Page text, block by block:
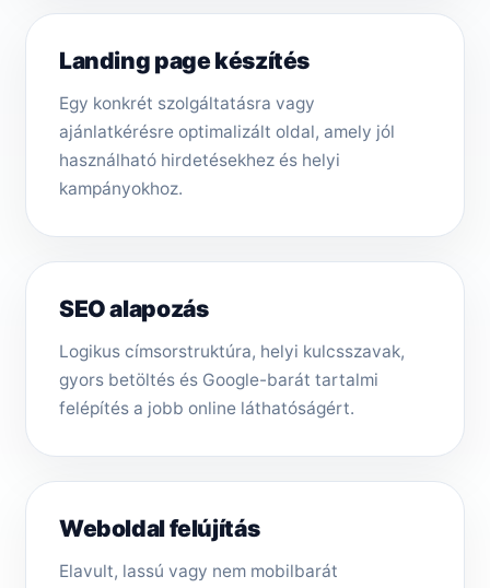
Landing page készítés
Egy konkrét szolgáltatásra vagy
ajánlatkérésre optimalizált oldal, amely jól
használható hirdetésekhez és helyi
kampányokhoz.
SEO alapozás
Logikus címsorstruktúra, helyi kulcsszavak,
gyors betöltés és Google-barát tartalmi
felépítés a jobb online láthatóságért.
Weboldal felújítás
Elavult, lassú vagy nem mobilbarát